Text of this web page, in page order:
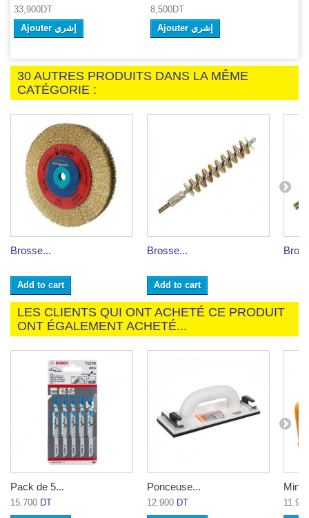
33,900DT
Ajouter إشري
8,500DT
Ajouter إشري
30 AUTRES PRODUITS DANS LA MÊME
CATÉGORIE :
Brosse...
Add to cart
Brosse...
Add to cart
LES CLIENTS QUI ONT ACHETÉ CE PRODUIT
ONT ÉGALEMENT ACHETÉ...
Pack de 5...
15.700 DT
Ponceuse...
12.900 DT
Mini
11.900